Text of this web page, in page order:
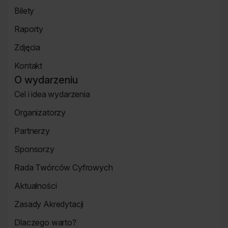
Bilety
Bilety
Raporty
Zdjęcia
Kontakt
Strona
Kontakt
O wydarzeniu
Cel i idea wydarzenia
o
Organizatorzy
Organizatorzy
Partnerzy
Partnerzy
Sponsorzy
Sponsorzy
Rada Twórców Cyfrowych
Twórców
Re_Mind
Aktualności
Zasady Akredytacji
Akredytacji
Dlaczego warto?